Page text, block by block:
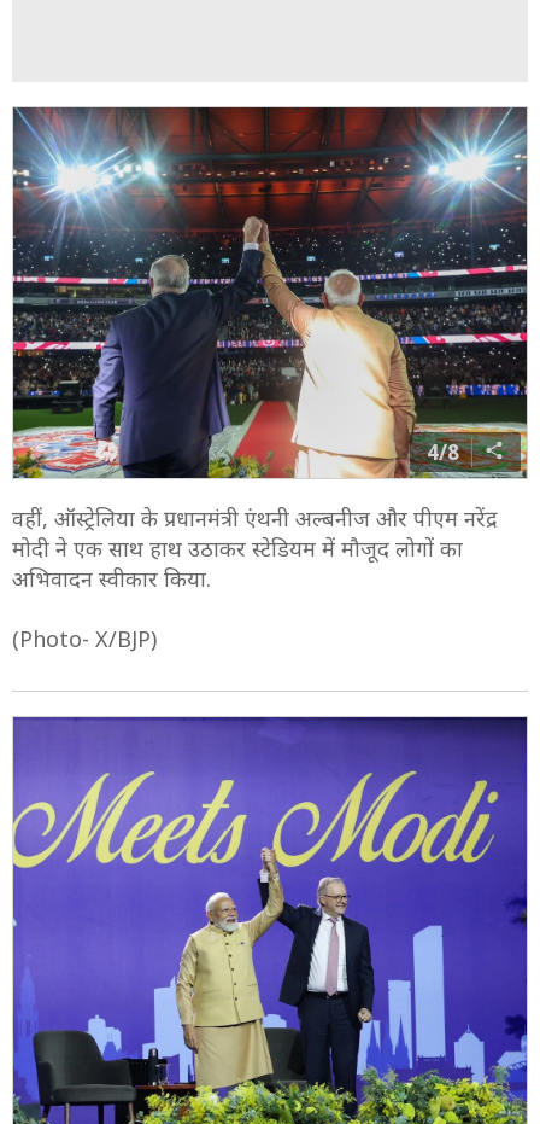
4/8
वहीं, ऑस्ट्रेलिया के प्रधानमंत्री एंथनी अल्बनीज और पीएम नरेंद्र
मोदी ने एक साथ हाथ उठाकर स्टेडियम में मौजूद लोगों का
अभिवादन स्वीकार किया.
(Photo- X/BJP)